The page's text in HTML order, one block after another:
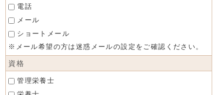
電話
メール
ショートメール
※メール希望の方は迷惑メールの設定をご確認ください。
資格
管理栄養士